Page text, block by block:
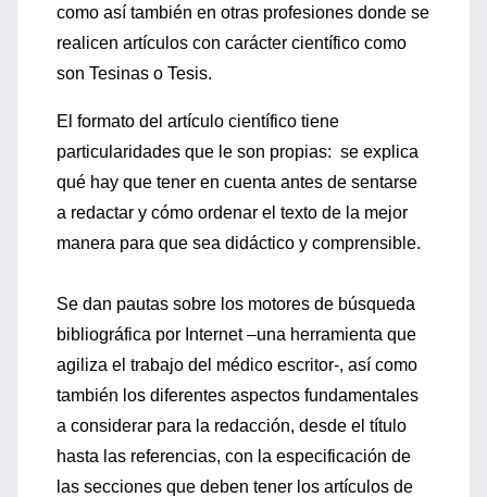
como así también en otras profesiones donde se
realicen artículos con carácter científico como
son Tesinas o Tesis.
El formato del artículo científico tiene
particularidades que le son propias: se explica
qué hay que tener en cuenta antes de sentarse
a redactar y cómo ordenar el texto de la mejor
manera para que sea didáctico y comprensible.
Se dan pautas sobre los motores de búsqueda
bibliográfica por Internet –una herramienta que
agiliza el trabajo del médico escritor-, así como
también los diferentes aspectos fundamentales
a considerar para la redacción, desde el título
hasta las referencias, con la especificación de
las secciones que deben tener los artículos de